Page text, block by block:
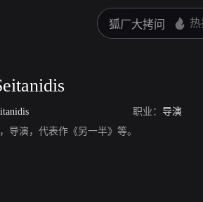
职业： 导演
导演，代表作《另一半》等。